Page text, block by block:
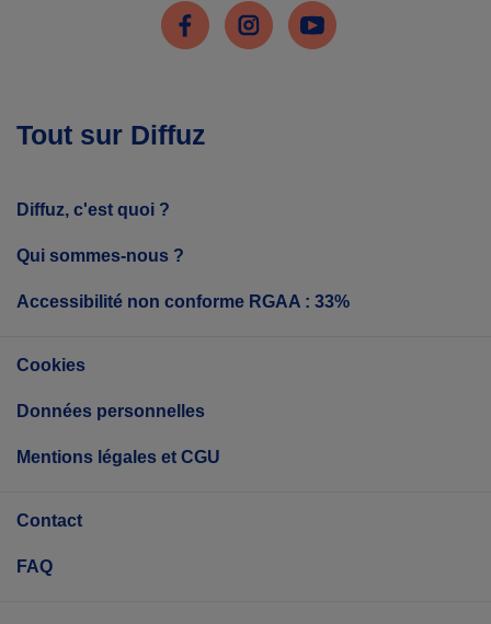
FacebookInstagramYoutube
Tout sur Diffuz
Diffuz, c'est quoi ?
Qui sommes-nous ?
Accessibilité non conforme RGAA : 33%
Cookies
Données personnelles
Mentions légales et CGU
Contact
FAQ